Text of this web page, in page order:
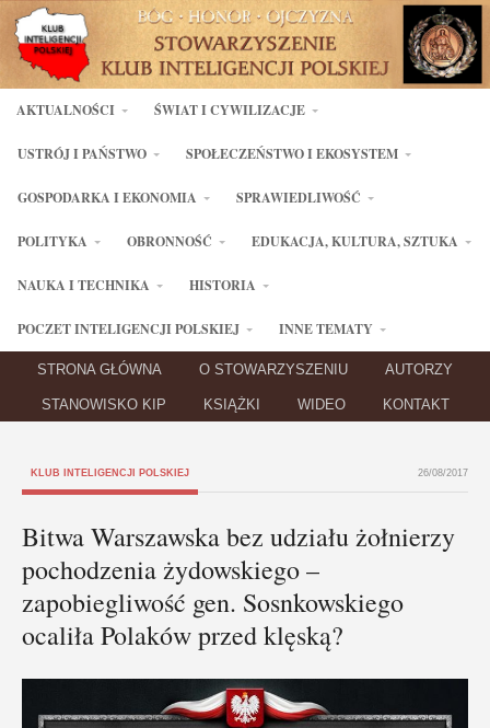
AKTUALNOŚCI ŚWIAT I CYWILIZACJE
USTRÓJ I PAŃSTWO SPOŁECZEŃSTWO I EKOSYSTEM
GOSPODARKA I EKONOMIA SPRAWIEDLIWOŚĆ
POLITYKA OBRONNOŚĆ EDUKACJA, KULTURA, SZTUKA
NAUKA I TECHNIKA HISTORIA
POCZET INTELIGENCJI POLSKIEJ INNE TEMATY
STRONA GŁÓWNA O STOWARZYSZENIU AUTORZY
STANOWISKO KIP KSIĄŻKI WIDEO KONTAKT
KLUB INTELIGENCJI POLSKIEJ 26/08/2017
Bitwa Warszawska bez udziału żołnierzy
pochodzenia żydowskiego –
zapobiegliwość gen. Sosnkowskiego
ocaliła Polaków przed klęską?